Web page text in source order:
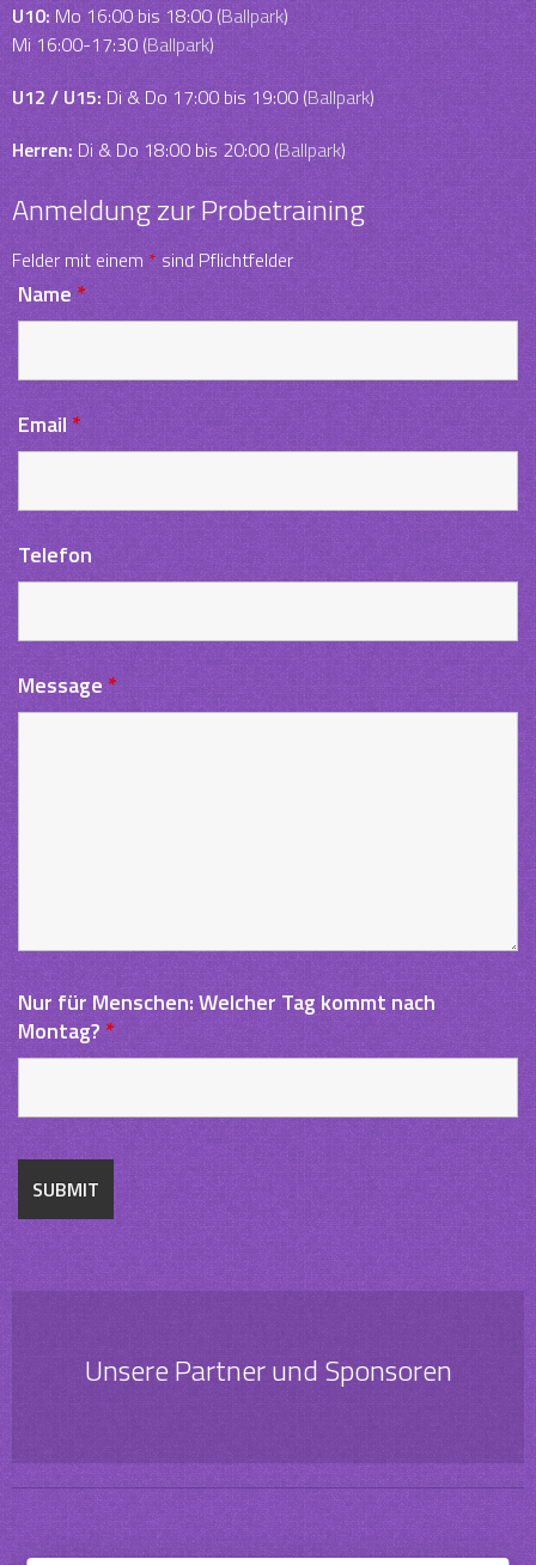
U10:Mo 16:00 bis 18:00 (Ballpark)
Mi 16:00-17:30 (Ballpark)
U12 / U15: Di & Do 17:00 bis 19:00 (Ballpark)
Herren:Di & Do 18:00 bis 20:00 (Ballpark)
Anmeldung zur Probetraining
Felder mit einem *sind Pflichtfelder
Name *
Email*
Telefon
Message*
Nur für Menschen: Welcher Tag kommt nach
Montag? *
Unsere Partner und Sponsoren